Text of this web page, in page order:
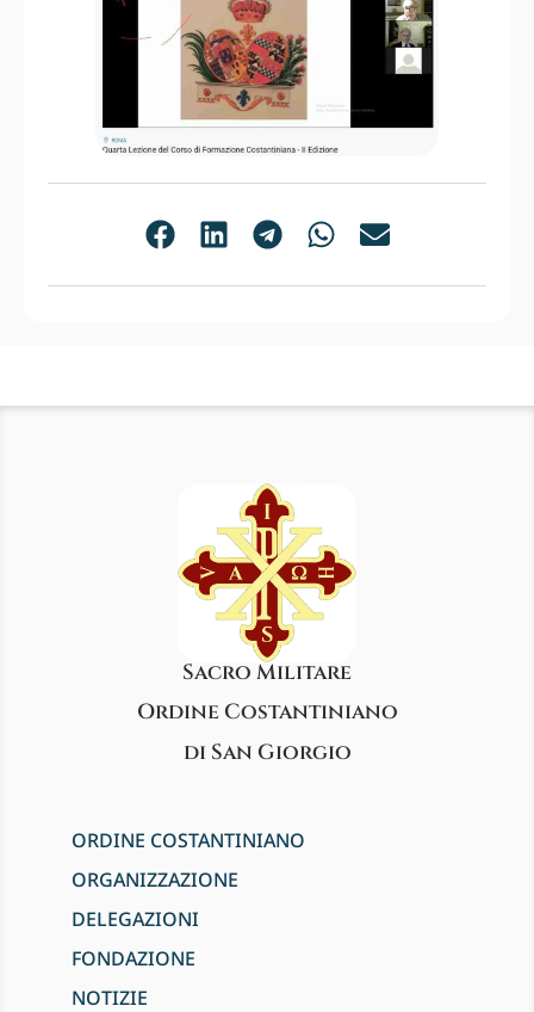
Sacro Militare
Ordine Costantiniano
di San Giorgio
ORDINE COSTANTINIANO
ORGANIZZAZIONE
DELEGAZIONI
FONDAZIONE
NOTIZIE